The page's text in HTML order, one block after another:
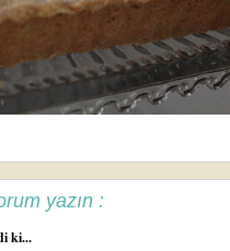
yazın :
ki...